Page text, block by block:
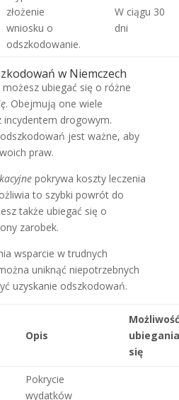
złożenie
wniosku o
odszkodowanie.
W ciągu 30
dni
w Niemczech
ubiegać się o różne
. Obejmują one wiele
incydentem drogowym.
jest ważne, aby
praw.
pokrywa koszty leczenia
to szybki powrót do
także ubiegać się o
zarobek.
wsparcie w trudnych
uniknąć niepotrzebnych
uzyskanie odszkodowań.
Opis
Możliwość
ubiegania
się
Pokrycie
wydatków